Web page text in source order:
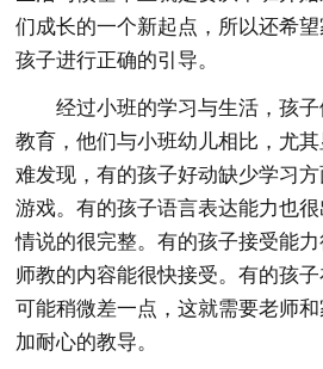
们成长的一个新起点，所以还希
孩子进行正确的引导。
经过小班的学习与生活，孩
教育，他们与小班幼儿相比，尤
难发现，有的孩子好动缺少学习
游戏。有的孩子语言表达能力也
情说的很完整。有的孩子接受能
师教的内容能很快接受。有的孩
可能稍微差一点，这就需要老师
加耐心的教导。